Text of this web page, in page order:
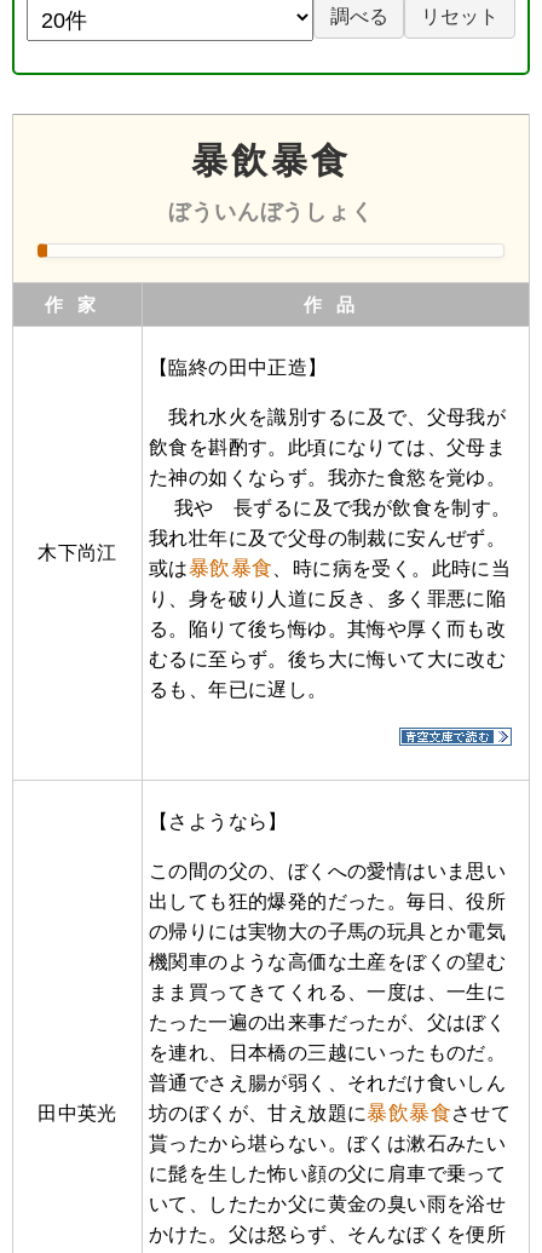
暴飲暴食
ぼういんぼうしょく
作家 作品
木下尚江
【臨終の田中正造】
我れ水火を識別するに及で、父母我が
飲食を斟酌す。此頃になりては、父母ま
た神の如くならず。我亦た食慾を覚ゆ。
我やゝ長ずるに及で我が飲食を制す。
我れ壮年に及で父母の制裁に安んぜず。
或は暴飲暴食 、時に病を受く。此時に当
り、身を破り人道に反き、多く罪悪に陥
る。陥りて後ち悔ゆ。其悔や厚く而も改
むるに至らず。後ち大に悔いて大に改む
るも、年已に遅し。
田中英光
【さようなら】
この間の父の、ぼくへの愛情はいま思い
出しても狂的爆発的だった。毎日、役所
の帰りには実物大の子馬の玩具とか電気
機関車のような高価な土産をぼくの望む
まま買ってきてくれる、一度は、一生に
たった一遍の出来事だったが、父はぼく
を連れ、日本橋の三越にいったものだ。
普通でさえ腸が弱く、それだけ食いしん
坊のぼくが、甘え放題に暴飲暴食させて
貰ったから堪らない。ぼくは漱石みたい
に髭を生した怖い顔の父に肩車で乗って
いて、したたか父に黄金の臭い雨を浴せ
かけた。父は怒らず、そんなぼくを便所